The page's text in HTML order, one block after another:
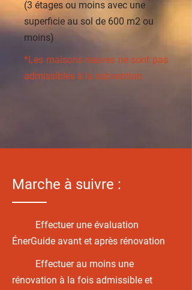
(3 étages ou moins avec une
superficie au sol de 600 m2 ou
moins)
*Les maisons neuves ne sont pas
admissibles à la subvention.
Marche à suivre :
Effectuer une évaluation
ÉnerGuide avant et après rénovation
Effectuer au moins une
rénovation à la fois admissible et